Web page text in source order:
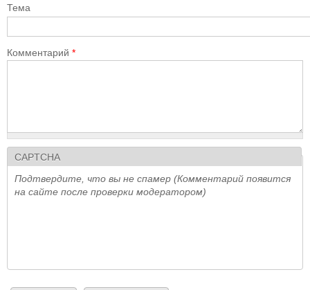
Тема
Комментарий *
CAPTCHA
Подтвердите, что вы не спамер (Комментарий появится
на сайте после проверки модератором)